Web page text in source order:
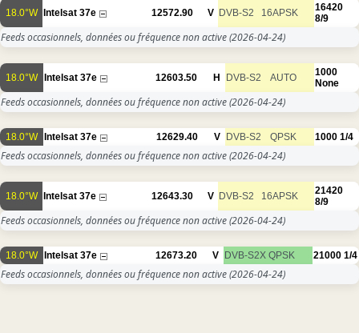
18.0°W Intelsat 37e 12572.90 V DVB-S2 16APSK
16420
8/9
Feeds occasionnels, données ou fréquence non active(2026-04-24)
18.0°W Intelsat 37e 12603.50 H DVB-S2 AUTO
1000
None
Feeds occasionnels, données ou fréquence non active(2026-04-24)
18.0°W Intelsat 37e 12629.40 V DVB-S2 QPSK 1000 1/4
Feeds occasionnels, données ou fréquence non active(2026-04-24)
18.0°W Intelsat 37e 12643.30 V DVB-S2 16APSK
21420
8/9
Feeds occasionnels, données ou fréquence non active(2026-04-24)
18.0°W Intelsat 37e 12673.20 V DVB-S2X QPSK 21000 1/4
Feeds occasionnels, données ou fréquence non active(2026-04-24)